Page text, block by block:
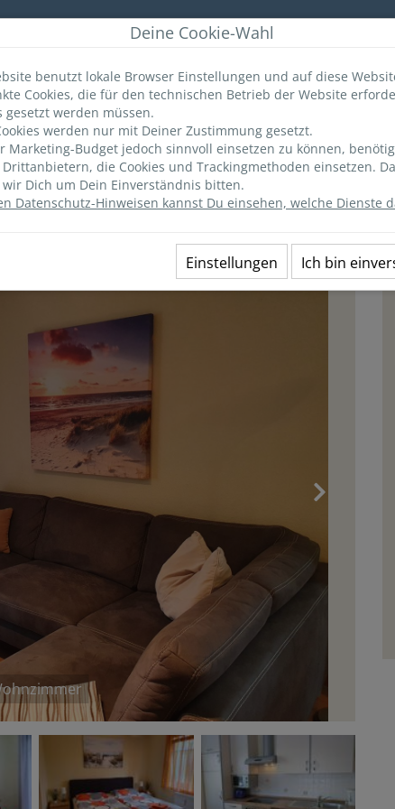
Deine Cookie-Wahl
benutzt lokale Browser Einstellungen und auf diese
Cookies, die für den technischen Betrieb der Website
gesetzt werden müssen.
werden nur mit Deiner Zustimmung gesetzt.
Marketing-Budget jedoch sinnvoll einsetzen zu können,
die Cookies und Trackingmethoden einsetzen.
Dich um Dein Einverständnis bitten.
Datenschutz-Hinweisen kannst Du einsehen, welche Dienste
Einstellungen Ich bin
ANGEBOTE MERKLISTE
Ausstattung Lage Preise
›